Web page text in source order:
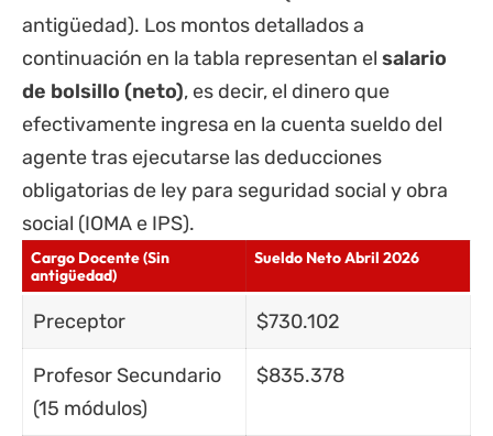
antigüedad). Los montos detallados a
continuación en la tabla representan el salario
de bolsillo (neto), es decir, el dinero que
efectivamente ingresa en la cuenta sueldo del
agente tras ejecutarse las deducciones
obligatorias de ley para seguridad social y obra
social (IOMA e IPS).
Cargo Docente (Sin
antigüedad)
Sueldo Neto Abril 2026
Preceptor $730.102
Profesor Secundario
(15 módulos)
$835.378